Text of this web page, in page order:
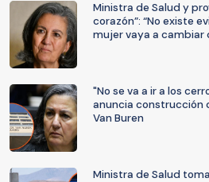
Ministra de Salud y
corazón”: “No existe
mujer vaya a cambiar
"No se va a ir a los
anuncia construcción
Van Buren
Ministra de Salud